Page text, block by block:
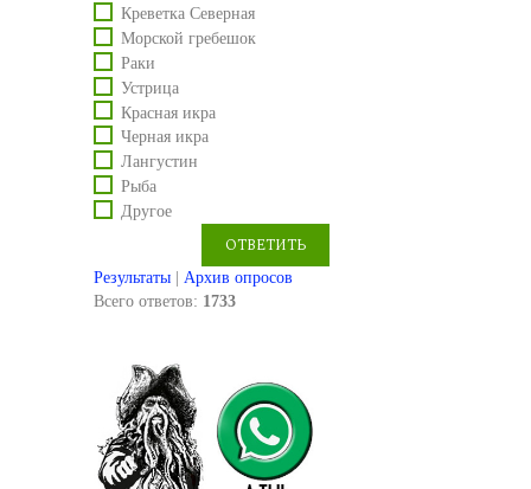
Креветка Северная
Морской гребешок
Раки
Устрица
Красная икра
Черная икра
Лангустин
Рыба
Другое
Результаты | Архив опросов
Всего ответов: 1733